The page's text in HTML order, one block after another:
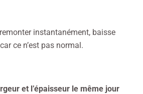
instantanément, baisse
ce n’est pas normal.
et l’épaisseur le même jour